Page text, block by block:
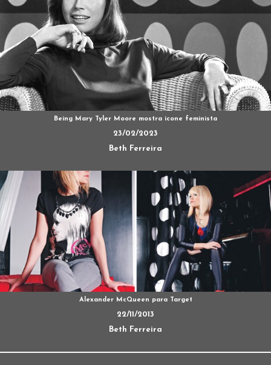
Being Mary Tyler Moore mostra ícone feminista
23/02/2023
Beth Ferreira
Alexander McQueen para Target
22/11/2013
Beth Ferreira